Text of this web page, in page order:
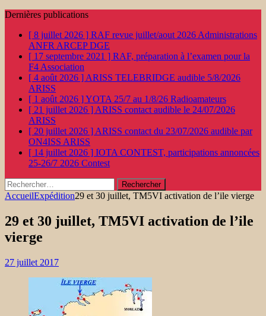
Dernières publications
[ 8 juillet 2026 ] RAF revue juillet/aout 2026 Administrations
ANFR ARCEP DGE
[ 17 septembre 2021 ] RAF, préparation à l’examen pour la
F4 Association
[ 4 août 2026 ] ARISS TELEBRIDGE audible 5/8/2026
ARISS
[ 1 août 2026 ]YOTA 25/7 au 1/8/26 Radioamateurs
[ 21 juillet 2026 ] ARISS contact audible le 24/07/2026
ARISS
[ 20 juillet 2026 ] ARISS contact du 23/07/2026 audible par
ON4ISS ARISS
[ 14 juillet 2026 ] IOTA CONTEST, participations annoncées
25-26/7 2026 Contest
Rechercher :
AccueilExpédition29 et 30 juillet, TM5VI activation de l’ile vierge
29 et 30 juillet, TM5VI activation de l’ile
vierge
27 juillet 2017